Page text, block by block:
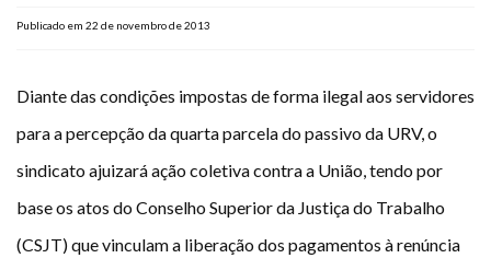
Publicado em 22 de novembro de 2013
Diante das condições impostas de forma ilegal aos servidores
para a percepção da quarta parcela do passivo da URV, o
sindicato ajuizará ação coletiva contra a União, tendo por
base os atos do Conselho Superior da Justiça do Trabalho
(CSJT) que vinculam a liberação dos pagamentos à renúncia
Casa do Alto
Nossos Convênios
Gympass Wellhub
Plano de Saúde
Assistência Funeral
Pós-graduação